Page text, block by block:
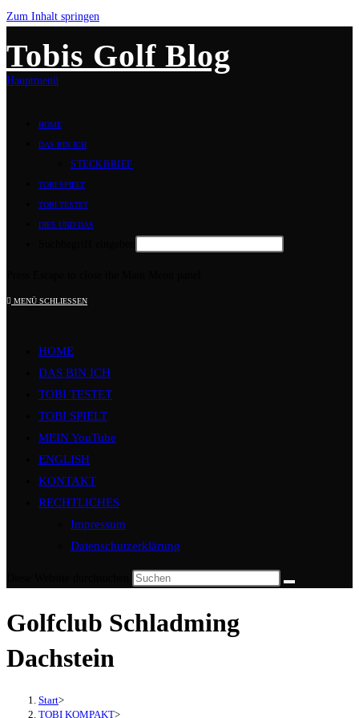
Zum Inhalt springen
Tobis Golf Blog
Hauptmenü
HOME
DAS BIN ICH
STECKBRIEF
TOBI SPIELT
TOBI TESTET
DIES UND DAS
MENÜ SCHLIESSEN
HOME
DAS BIN ICH
TOBI TESTET
TOBI SPIELT
MEIN YouTube
ENGLISH
KONTAKT
RECHTLICHES
Impressum
Datenschutzerklärung
Golfclub Schladming
Dachstein
Start>
TOBI KOMPAKT>